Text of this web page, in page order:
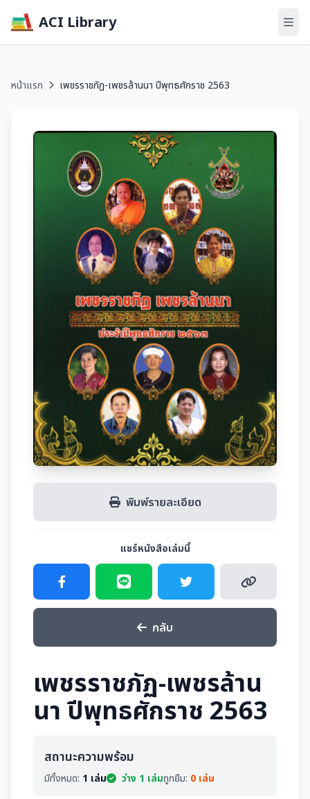
ACI Library
หน้าแรก เพชรราชภัฏ-เพชรล้านนา ปีพุทธศักราช 2563
พิมพ์รายละเอียด
แชร์หนังสือเล่มนี้
กลับ
เพชรราชภัฏ-เพชรล้าน
นา ปีพุทธศักราช 2563
สถานะความพร้อม
มีทั้งหมด: 1 เล่ม ว่าง 1 เล่มถูกยืม: 0 เล่ม